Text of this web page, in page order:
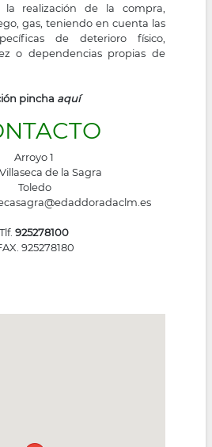
realización de la compra,
gas, teniendo en cuenta las
de deterioro físico,
o dependencias propias de
pincha aquí
Arroyo 1
de la Sagra
Toledo
Tlf. 925278100
925278180